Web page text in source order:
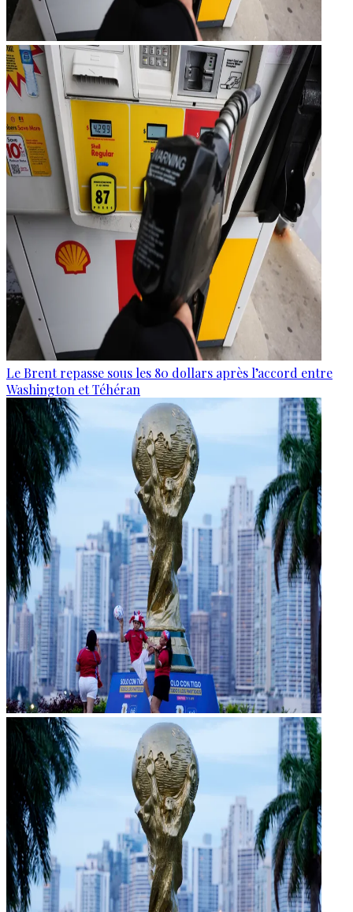
Le Brent repasse sous les 80 dollars après l’accord entre
Washington et Téhéran